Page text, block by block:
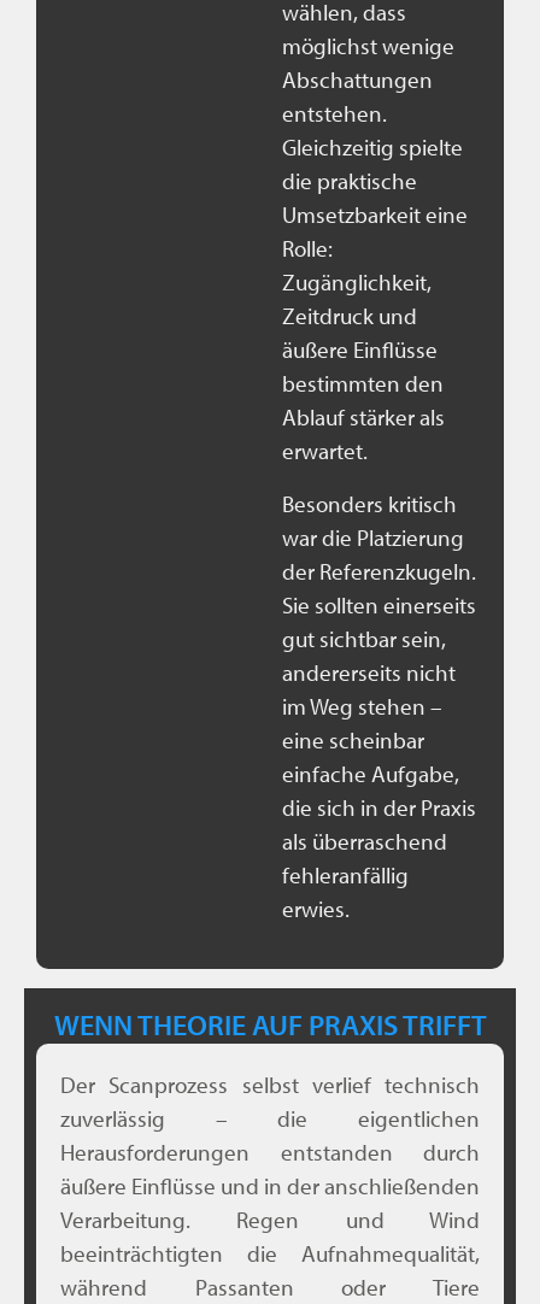
wählen, dass
möglichst wenige
Abschattungen
entstehen.
Gleichzeitig spielte
die praktische
Umsetzbarkeit eine
Rolle:
Zugänglichkeit,
Zeitdruck und
äußere Einflüsse
bestimmten den
Ablauf stärker als
erwartet.
Besonders kritisch
war die Platzierung
der Referenzkugeln.
Sie sollten einerseits
gut sichtbar sein,
andererseits nicht
im Weg stehen –
eine scheinbar
einfache Aufgabe,
die sich in der Praxis
als überraschend
fehleranfällig
erwies.
WENN THEORIE AUF PRAXIS TRIFFT
Der Scanprozess selbst verlief technisch
zuverlässig – die eigentlichen
Herausforderungen entstanden durch
äußere Einflüsse und in der anschließenden
Verarbeitung. Regen und Wind
beeinträchtigten die Aufnahmequalität,
während Passanten oder Tiere